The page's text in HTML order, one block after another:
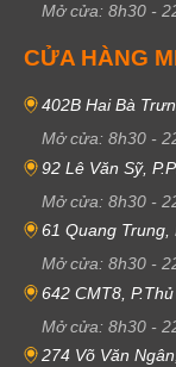
Mở cửa: 8h30 -
CỬA HÀNG
402B Hai Bà
Mở cửa: 8h30 -
92 Lê Văn Sỹ,
Mở cửa: 8h30 -
61 Quang Trung,
Mở cửa: 8h30 -
642 CMT8,
Mở cửa: 8h30 -
274 Võ Văn